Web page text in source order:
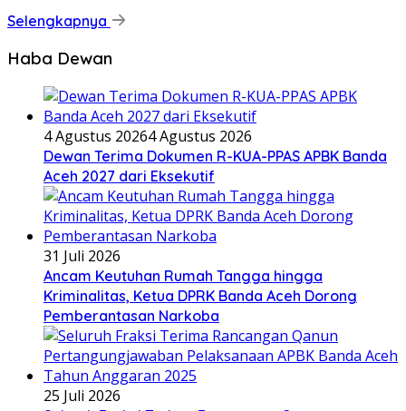
Selengkapnya
Haba Dewan
4 Agustus 20264 Agustus 2026
Dewan Terima Dokumen R-KUA-PPAS APBK Banda
Aceh 2027 dari Eksekutif
31 Juli 2026
Ancam Keutuhan Rumah Tangga hingga
Kriminalitas, Ketua DPRK Banda Aceh Dorong
Pemberantasan Narkoba
25 Juli 2026